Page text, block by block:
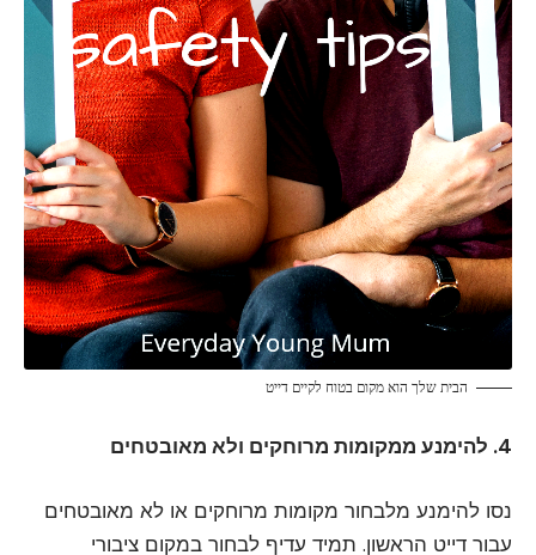
הבית שלך הוא מקום בטוח לקיים דייט
4. להימנע ממקומות מרוחקים ולא מאובטחים
נסו להימנע מלבחור מקומות מרוחקים או לא מאובטחים
עבור דייט הראשון. תמיד עדיף לבחור במקום ציבורי